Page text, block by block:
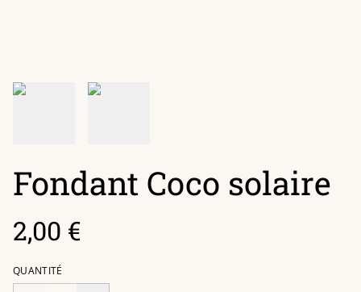
Fondant Coco solaire
2,00 €
QUANTITÉ